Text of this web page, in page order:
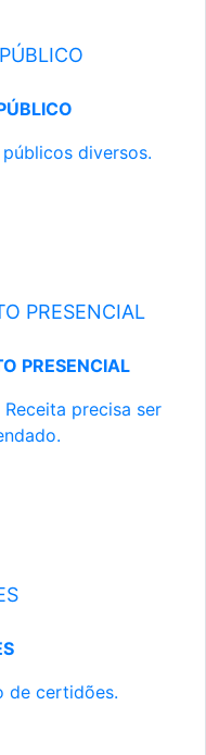
diversos.
PRESENCIAL
PRESENCIAL
precisa ser
de certidões.